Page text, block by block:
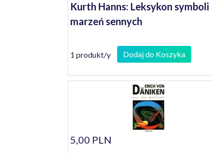
Kurth Hanns: Leksykon symboli
marzeń sennych
1 produkt/y Dodaj do Koszyka
5,00 PLN